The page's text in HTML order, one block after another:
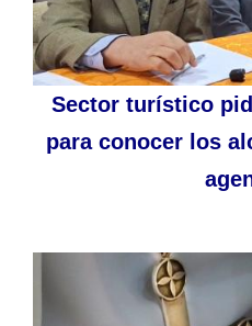
Sector turístico
para conocer los